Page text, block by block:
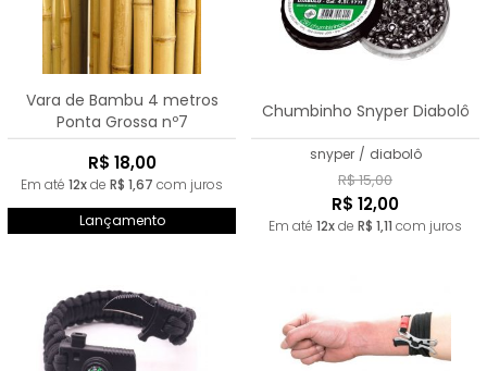
Vara de Bambu 4 metros
Ponta Grossa nº7
R$ 18,00
Em até 12xde R$ 1,67 com juros
Lançamento
Chumbinho Snyper Diabolô
snyper / diabolô
R$ 15,00
R$ 12,00
Em até 12xde R$ 1,11 com juros